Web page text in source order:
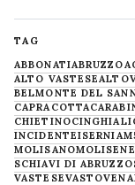
TAG
ABBONATIABRUZZO
ALTO VASTESE
BELMONTE DEL
CAPRACOTTA
CHIETINOCINGHIALI
INCIDENTEISERNIA
MOLISANOMOLISE
SCHIAVI DI ABRUZZO
VASTESEVASTO